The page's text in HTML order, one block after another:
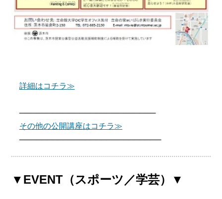
詳細はコチラ≫
─────────────────────────
その他の公開講座はコチラ≫
──────────────────────────
▼EVENT（スポーツ／学芸）▼